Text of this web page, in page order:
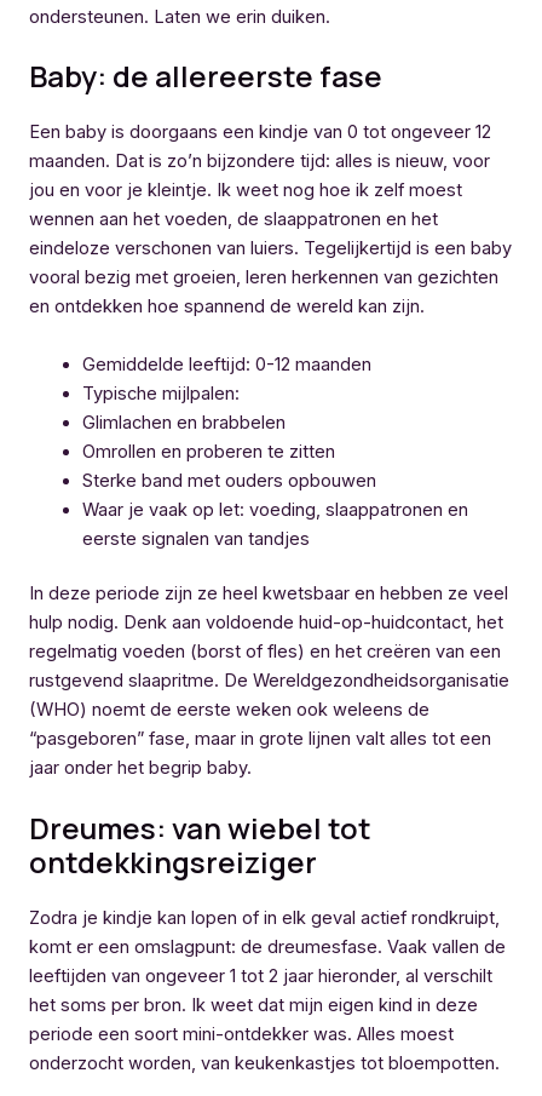
ondersteunen. Laten we erin duiken.
Baby: de allereerste fase
Een baby is doorgaans een kindje van 0 tot ongeveer 12
maanden. Dat is zo’n bijzondere tijd: alles is nieuw, voor
jou en voor je kleintje. Ik weet nog hoe ik zelf moest
wennen aan het voeden, de slaappatronen en het
eindeloze verschonen van luiers. Tegelijkertijd is een baby
vooral bezig met groeien, leren herkennen van gezichten
en ontdekken hoe spannend de wereld kan zijn.
Gemiddelde leeftijd: 0-12 maanden
Typische mijlpalen:
Glimlachen en brabbelen
Omrollen en proberen te zitten
Sterke band met ouders opbouwen
Waar je vaak op let: voeding, slaappatronen en
eerste signalen van tandjes
In deze periode zijn ze heel kwetsbaar en hebben ze veel
hulp nodig. Denk aan voldoende huid-op-huidcontact, het
regelmatig voeden (borst of fles) en het creëren van een
rustgevend slaapritme. De Wereldgezondheidsorganisatie
(WHO) noemt de eerste weken ook weleens de
“pasgeboren” fase, maar in grote lijnen valt alles tot een
jaar onder het begrip baby.
Dreumes: van wiebel tot
ontdekkingsreiziger
Zodra je kindje kan lopen of in elk geval actief rondkruipt,
komt er een omslagpunt: de dreumesfase. Vaak vallen de
leeftijden van ongeveer 1 tot 2 jaar hieronder, al verschilt
het soms per bron. Ik weet dat mijn eigen kind in deze
periode een soort mini-ontdekker was. Alles moest
onderzocht worden, van keukenkastjes tot bloempotten.